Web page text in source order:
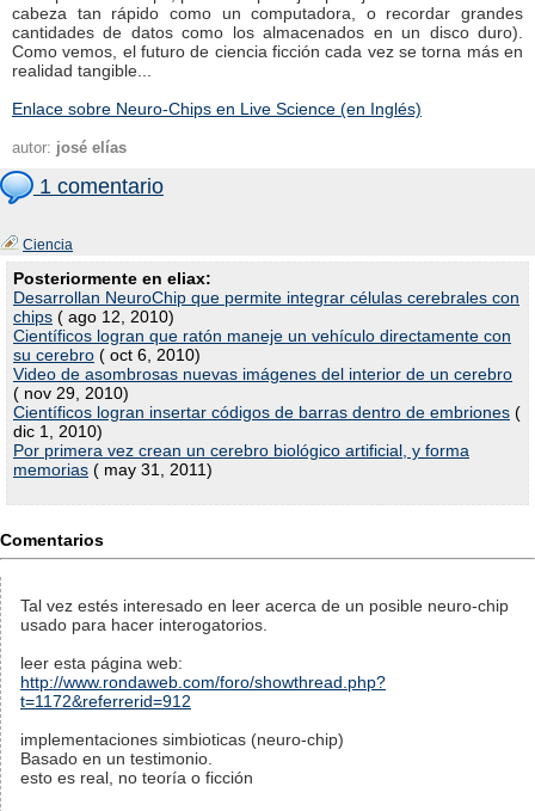
cabeza tan rápido como un computadora, o recordar grandes
cantidades de datos como los almacenados en un disco duro).
Como vemos, el futuro de ciencia ficción cada vez se torna más en
realidad tangible...
Enlace sobre Neuro-Chips en Live Science (en Inglés)
autor: josé elías
1 comentario
Ciencia
Posteriormente en eliax:
Desarrollan NeuroChip que permite integrar células cerebrales con
chips ( ago 12, 2010)
Científicos logran que ratón maneje un vehículo directamente con
su cerebro ( oct 6, 2010)
Video de asombrosas nuevas imágenes del interior de un cerebro
( nov 29, 2010)
Científicos logran insertar códigos de barras dentro de embriones (
dic 1, 2010)
Por primera vez crean un cerebro biológico artificial, y forma
memorias ( may 31, 2011)
Comentarios
Tal vez estés interesado en leer acerca de un posible neuro-chip
usado para hacer interogatorios.
leer esta página web:
http://www.rondaweb.com/foro/showthread.php?
t=1172&referrerid=912
implementaciones simbioticas (neuro-chip)
Basado en un testimonio.
esto es real, no teoría o ficción